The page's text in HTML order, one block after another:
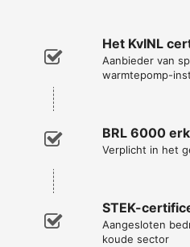
Het KvINL
Aanbieder van
warmtepomp-
BRL 6000
Verplicht in het
STEK-
Aangesloten
koude sector